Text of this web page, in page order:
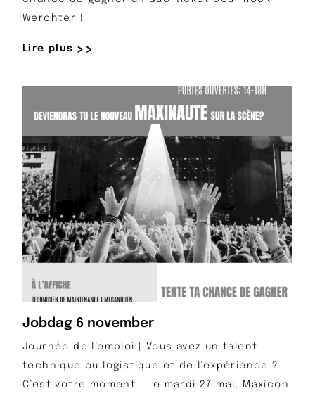
Werchter !
Lire plus
Jobdag 6 november
Journée de l’emploi | Vous avez un talent
technique ou logistique et de l’expérience ?
C’est votre moment ! Le mardi 27 mai, Maxicon